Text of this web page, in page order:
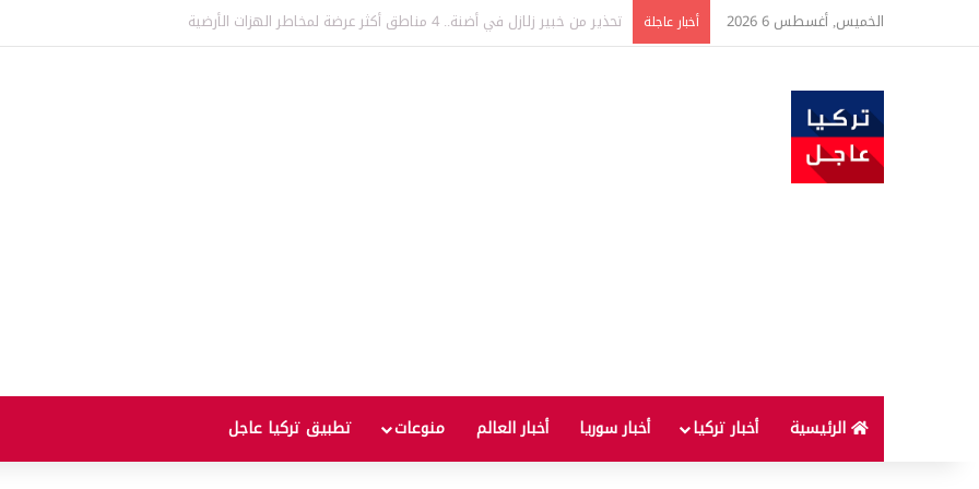
الخميس, أغسطس 6 2026 أخبار عاجلة حدث فريد من نوعه بين تركيا وأرمينيا! إعادة إحياء جسر “آني” رمز طريق الحرير الذي يعود تاريخه إلى قرون
الرئيسية أخبار تركيا أخبار سوريا أخبار العالم منوعات تطبيق تركيا عاجل